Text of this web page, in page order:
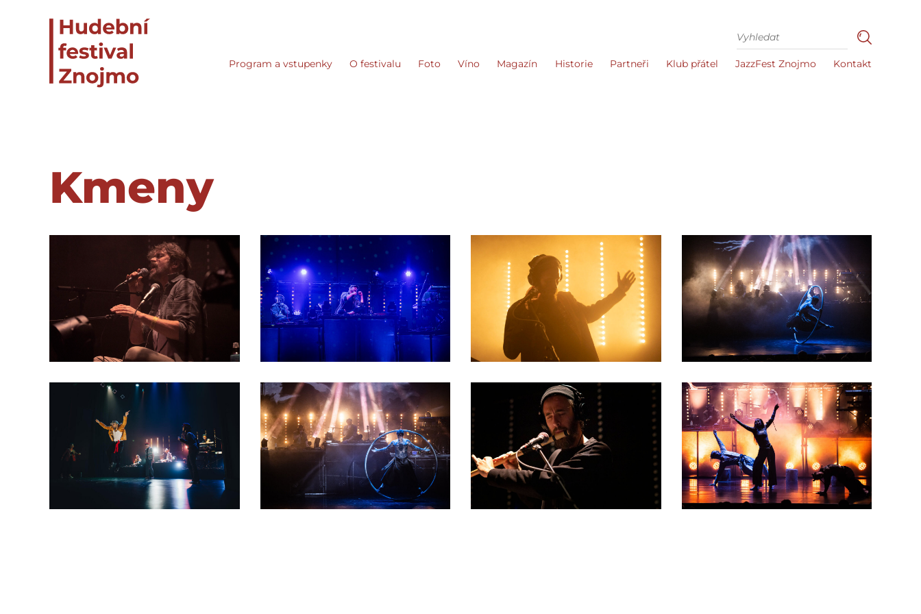
Program a vstupenky O festivalu Foto Víno Magazín Historie Partneři Klub přátel JazzFest Znojmo Kontakt
Kmeny